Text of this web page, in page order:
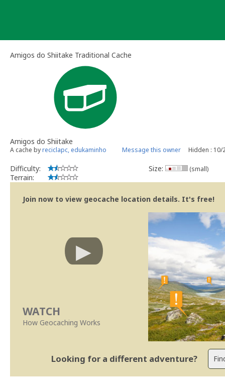
Amigos do Shiitake Traditional Cache
Amigos do Shiitake
A cache byreciclapc, edukaminho Message this owner Hidden : 10/
Difficulty:
Terrain:
Size: (small)
Join now to view geocache location details. It's free!
WATCH
How Geocaching Works
Looking for a different adventure?